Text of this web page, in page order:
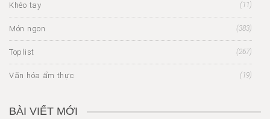
Khéo tay (11)
Món ngon (383)
Toplist (267)
Văn hóa ẩm thực (19)
BÀI VIẾT MỚI